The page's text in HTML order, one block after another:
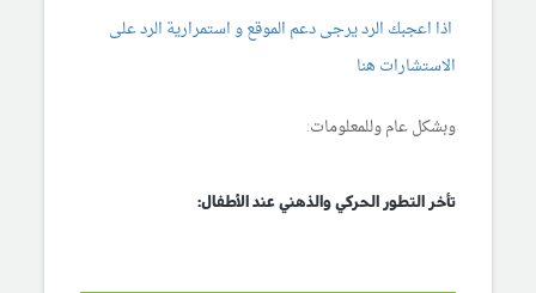
اذا اعجبك الرد يرجى دعم الموقع و استمرارية الرد على
الاستشارات هنا
وبشكل عام وللمعلومات:
تأخر التطور الحركي والذهني عند الأطفال: